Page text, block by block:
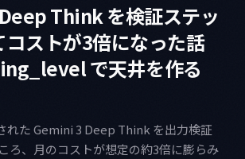
Think を検証ステッ
コストが3倍になった話
で天井を作る
れた Gemini 3 Deep Think を出力検証
ろ、月のコストが想定の約3倍に膨らみ